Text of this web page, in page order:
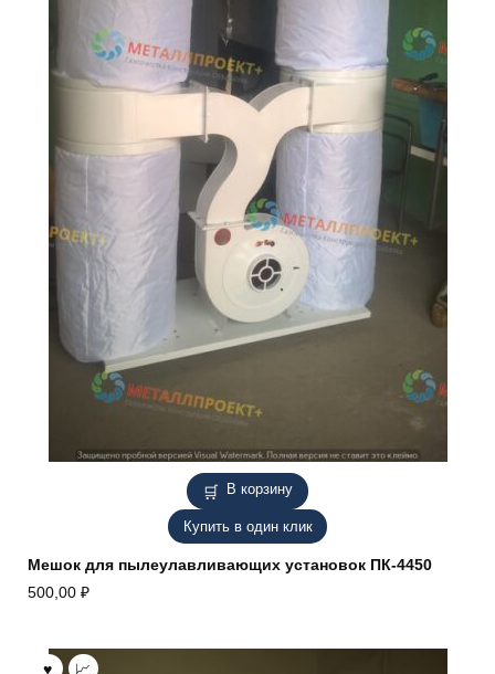
В корзину
Купить в один клик
Мешок для пылеулавливающих установок ПК-4450
500,00 ₽